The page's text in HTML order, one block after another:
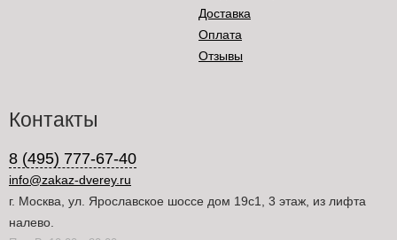
Доставка
Оплата
Отзывы
Контакты
8 (495) 777-67-40
info@zakaz-dverey.ru
г. Москва, ул. Ярославское шоссе дом 19с1, 3 этаж, из лифта
налево.